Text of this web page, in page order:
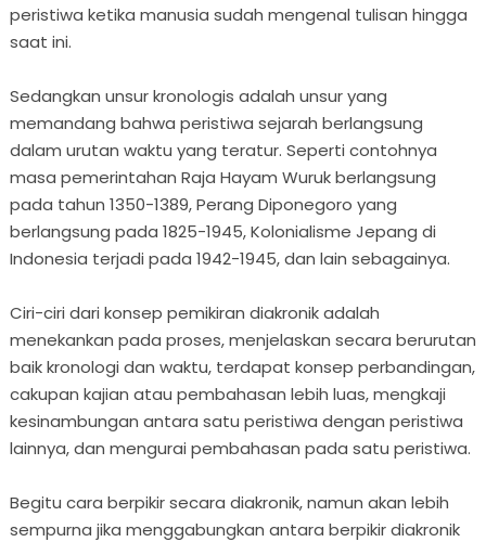
peristiwa ketika manusia sudah mengenal tulisan hingga
saat ini.
Sedangkan unsur kronologis adalah unsur yang
memandang bahwa peristiwa sejarah berlangsung
dalam urutan waktu yang teratur. Seperti contohnya
masa pemerintahan Raja Hayam Wuruk berlangsung
pada tahun 1350-1389, Perang Diponegoro yang
berlangsung pada 1825-1945, Kolonialisme Jepang di
Indonesia terjadi pada 1942-1945, dan lain sebagainya.
Ciri-ciri dari konsep pemikiran diakronik adalah
menekankan pada proses, menjelaskan secara berurutan
baik kronologi dan waktu, terdapat konsep perbandingan,
cakupan kajian atau pembahasan lebih luas, mengkaji
kesinambungan antara satu peristiwa dengan peristiwa
lainnya, dan mengurai pembahasan pada satu peristiwa.
Begitu cara berpikir secara diakronik, namun akan lebih
sempurna jika menggabungkan antara berpikir diakronik